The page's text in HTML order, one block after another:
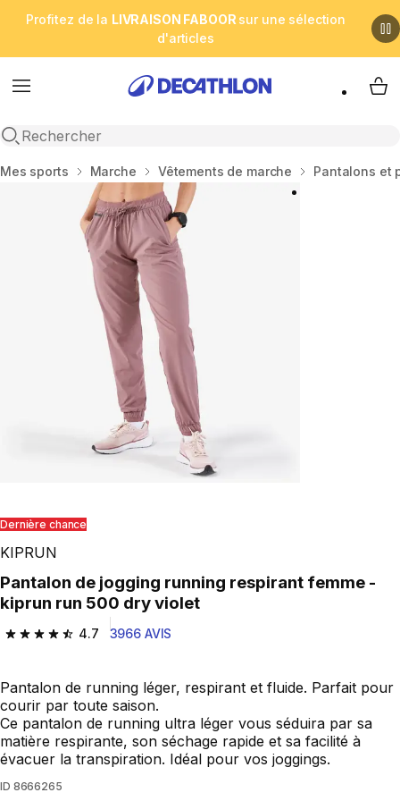
Profitez de la LIVRAISON FABOOR sur une sélection
d'articles
Menu
Open search
My
Accueil
Mes sports Marche Vêtements de marche Pantalons et
Dernière chance
KIPRUN
Pantalon de jogging running respirant femme -
kiprun run 500 dry violet
4.7
4.7 out of 5 stars from 3966 reviews
3966 AVIS
Pantalon de running léger, respirant et fluide. Parfait pour
courir par toute saison.
Ce pantalon de running ultra léger vous séduira par sa
matière respirante, son séchage rapide et sa facilité à
évacuer la transpiration. Idéal pour vos joggings.
ID 8666265